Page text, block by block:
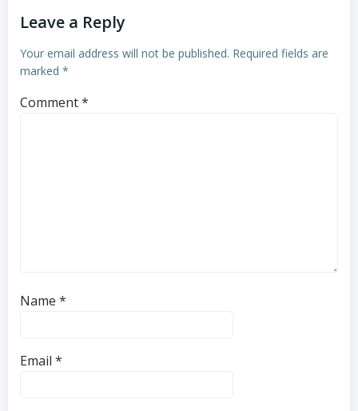
Leave a Reply
Your email address will not be published. Required fields are
marked *
Comment*
Name *
Email *